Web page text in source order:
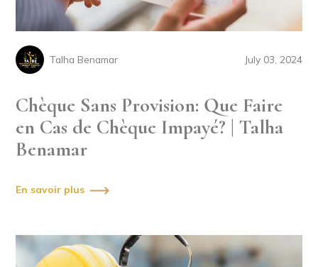
Talha Benamar July 03, 2024
Chèque Sans Provision: Que Faire
en Cas de Chèque Impayé? | Talha
Benamar
En savoir plus